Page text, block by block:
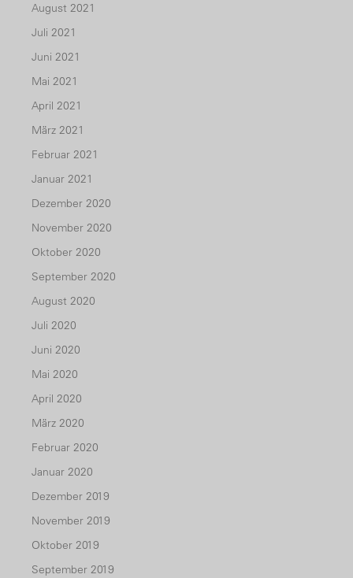
August 2021
Juli 2021
Juni 2021
Mai 2021
April 2021
März 2021
Februar 2021
Januar 2021
Dezember 2020
November 2020
Oktober 2020
September 2020
August 2020
Juli 2020
Juni 2020
Mai 2020
April 2020
März 2020
Februar 2020
Januar 2020
Dezember 2019
November 2019
Oktober 2019
September 2019